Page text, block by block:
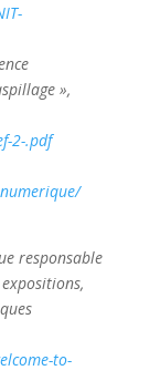
»,
2-.pdf
responsable
to-